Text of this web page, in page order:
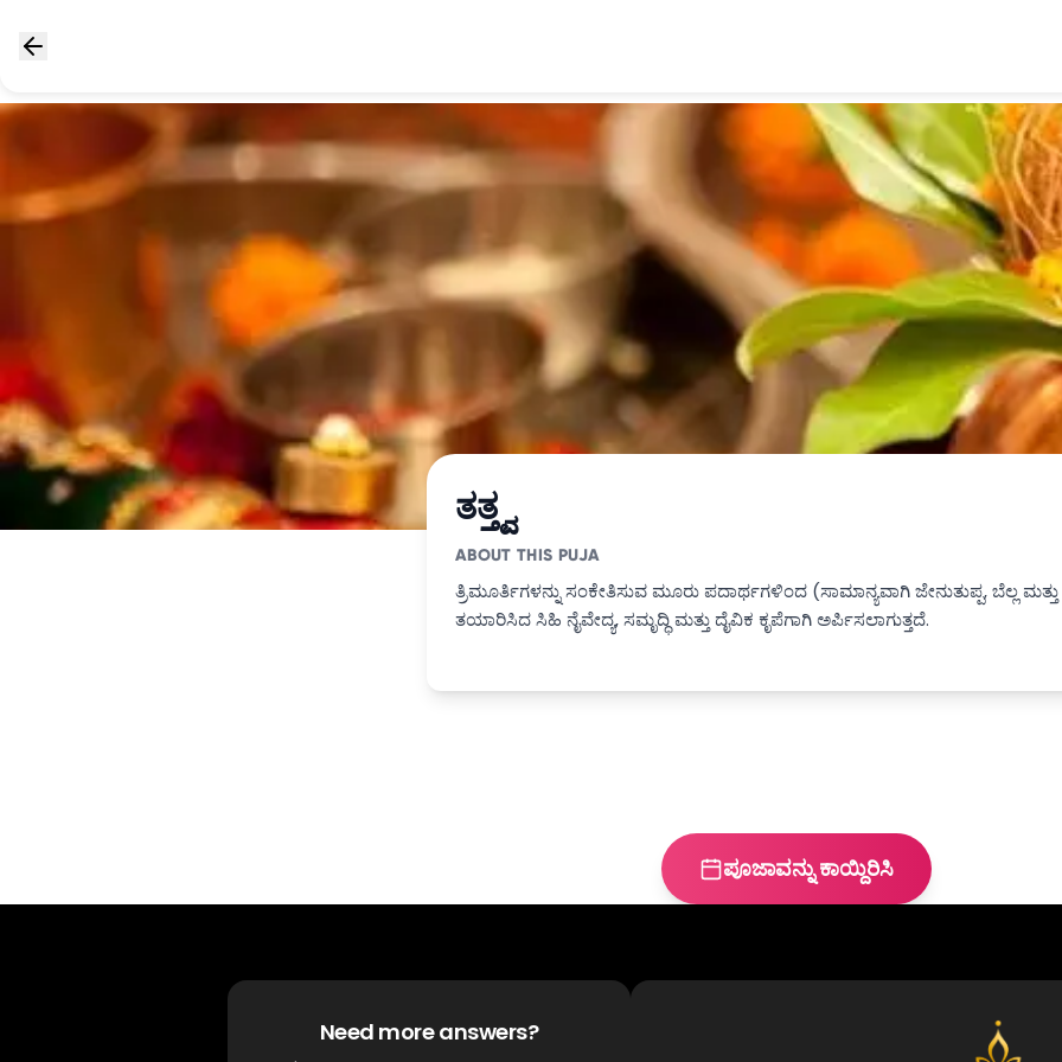
ತತ್ತ್ವ
ABOUT THIS PUJA
ತ್ರಿಮೂರ್ತಿಗಳನ್ನು ಸಂಕೇತಿಸುವ ಮೂರು ಪದಾರ್ಥಗಳಿಂದ (ಸಾಮಾನ್ಯವಾಗಿ ಜೇನುತುಪ್ಪ, ಬೆಲ್ಲ ಮತ್ತು
ತಯಾರಿಸಿದ ಸಿಹಿ ನೈವೇದ್ಯ, ಸಮೃದ್ಧಿ ಮತ್ತು ದೈವಿಕ ಕೃಪೆಗಾಗಿ ಅರ್ಪಿಸಲಾಗುತ್ತದೆ.
ಪೂಜಾವನ್ನು ಕಾಯ್ದಿರಿಸಿ
Need more answers?